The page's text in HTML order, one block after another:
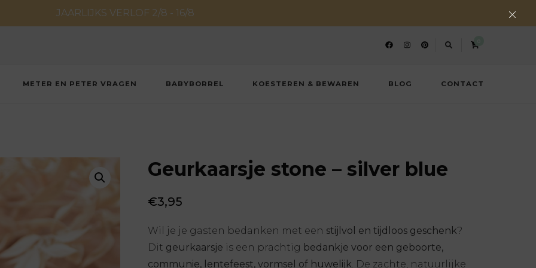
JAARLIJKS VERLOF 2/8 - 16/8
METER EN PETER VRAGEN BABYBORREL KOESTEREN & BEWAREN BLOG CONTACT
Geurkaarsje stone – silver blue
€3,95
Wil je je gasten bedanken met een stijlvol en tijdloos geschenk?
Dit geurkaarsje is een prachtig bedankje voor een geboorte,
communie, lentefeest, vormsel of huwelijk. De zachte, natuurlijke